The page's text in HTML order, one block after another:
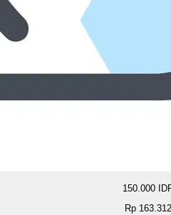
150.000
Rp 163.312